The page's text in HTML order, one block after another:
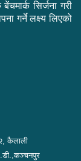
सिर्जना गरी
गर्ने लक्ष्य लिएको
कैलाली